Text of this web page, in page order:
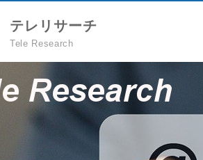
テレリサーチ
Tele Research